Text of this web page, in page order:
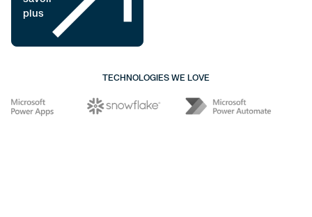
plus
TECHNOLOGIES WE LOVE